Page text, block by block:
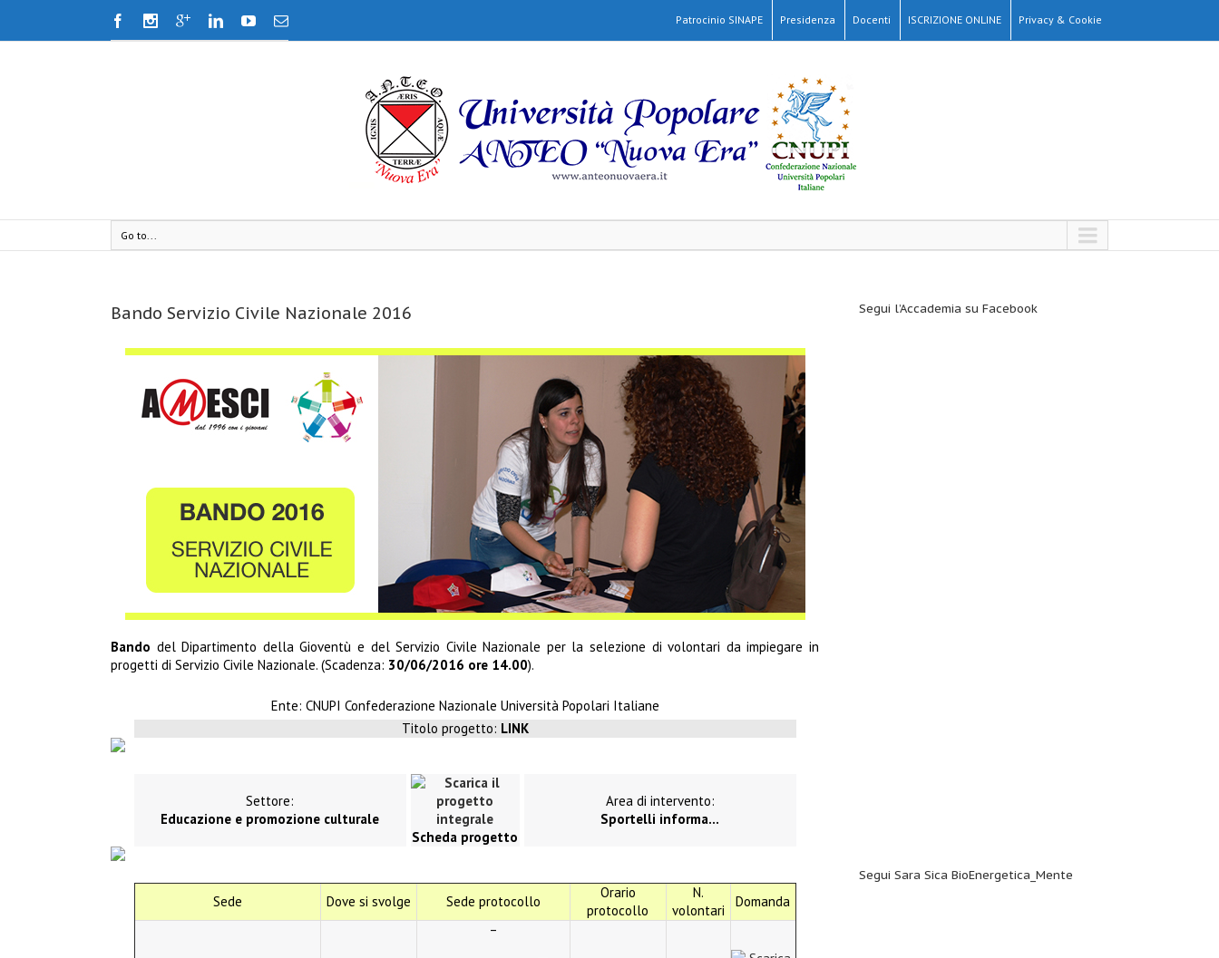
Patrocinio SINAPE Presidenza Docenti ISCRIZIONE ONLINE Privacy & Cookie
Go to...
Bando Servizio Civile Nazionale 2016
Bando del Dipartimento della Gioventù e del Servizio Civile Nazionale per la selezione di volontari da impiegare in
progetti di Servizio Civile Nazionale. (Scadenza: 30/06/2016 ore 14.00).
Ente: CNUPI Confederazione Nazionale Università Popolari Italiane
Titolo progetto: LINK
Settore:
Educazione e promozione culturale
Scheda progetto
Area di intervento:
Sportelli informa…
Sede Dove si svolge Sede protocollo
Orario
protocollo
N.
volontari
Domanda
–
Segui l’Accademia su Facebook
Segui Sara Sica BioEnergetica_Mente